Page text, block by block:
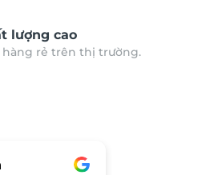
lượng cao
hàng rẻ trên thị trường.